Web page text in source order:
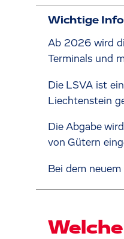
Wichtige
Ab 2026 wird
Terminals und
Die LSVA ist
Liechtenstein
Die Abgabe
von Gütern
Bei dem